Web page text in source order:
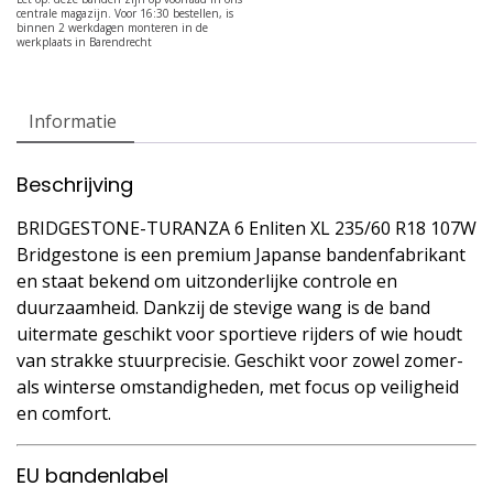
Informatie
Beschrijving
BRIDGESTONE-TURANZA 6 Enliten XL 235/60 R18 107W
Bridgestone is een premium Japanse bandenfabrikant
en staat bekend om uitzonderlijke controle en
duurzaamheid. Dankzij de stevige wang is de band
uitermate geschikt voor sportieve rijders of wie houdt
van strakke stuurprecisie. Geschikt voor zowel zomer-
als winterse omstandigheden, met focus op veiligheid
en comfort.
EU bandenlabel